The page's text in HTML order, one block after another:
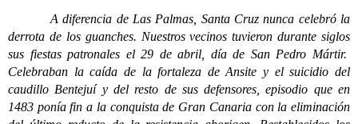
A diferencia de Las Palmas, Santa Cruz nunca celebró la
derrota de los guanches. Nuestros vecinos tuvieron durante siglos
sus fiestas patronales el 29 de abril, día de San Pedro Mártir.
Celebraban la caída de la fortaleza de Ansite y el suicidio del
caudillo Bentejuí y del resto de sus defensores, episodio que en
1483 ponía fin a la conquista de Gran Canaria con la eliminación